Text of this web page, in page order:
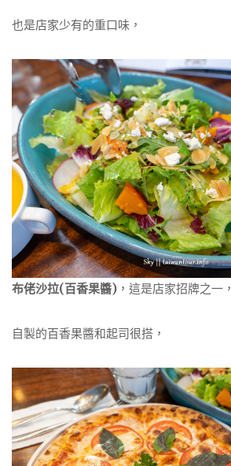
也是店家少有的重口味，
布佬沙拉(百香果醬) ，這是店家招牌之一，
自製的百香果醬和起司很搭，